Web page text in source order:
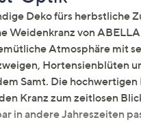
Deko fürs herbstliche
Weidenkranz von
Atmosphäre mit
Hortensienblüten
Samt. Die
Kranz zum zeitlosen
in andere Jahreszeiten